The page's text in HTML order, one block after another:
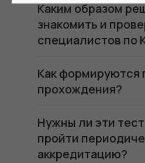
Каким образом
знакомить и
специалистов по
Как формируются
прохождения?
Нужны ли эти
пройти
аккредитацию?